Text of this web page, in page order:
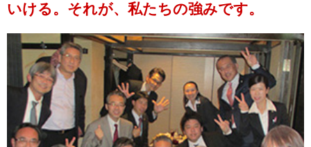
いける。それが、私たちの強みです。